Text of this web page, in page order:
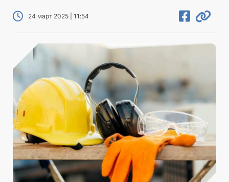
24 март 2025 | 11:54